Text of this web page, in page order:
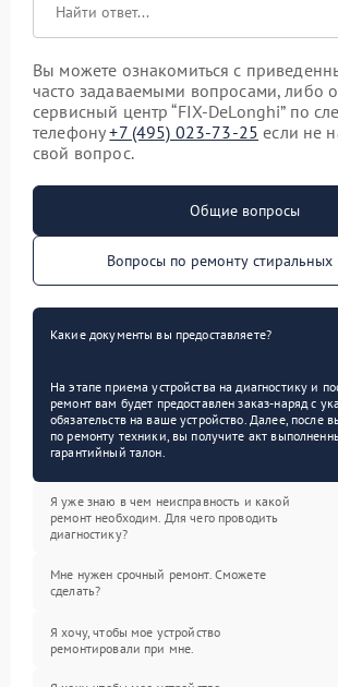
Вы можете ознакомиться с
часто задаваемыми вопросами, либо
сервисный центр “FIX-DeLonghi” по
телефону+7 (495) 023-73-25 если не
свой вопрос.
Общие вопросы
Вопросы по ремонту
Какие документы вы предоставляете?
На этапе приема устройства на диагностику и
ремонт вам будет предоставлен заказ-наряд с
обязательств на ваше устройство. Далее, после
по ремонту техники, вы получите акт
гарантийный талон.
Я уже знаю в чем неисправность и какой
ремонт необходим. Для чего проводить
диагностику?
Мне нужен срочный ремонт. Сможете
сделать?
Я хочу, чтобы мое устройство
ремонтировали при мне.